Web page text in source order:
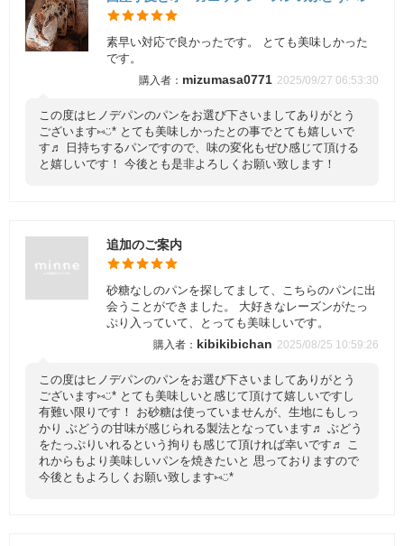
素早い対応で良かったです。 とても美味しかった
です。
mizumasa0771 2025/09/27 06:53:30
この度はヒノデパンのパンをお選び下さいましてありがとう
ございます⑅◡̈* とても美味しかったとの事でとても嬉しいで
す♬ 日持ちするパンですので、味の変化もぜひ感じて頂ける
と嬉しいです！ 今後とも是非よろしくお願い致します！
追加のご案内
砂糖なしのパンを探してまして、こちらのパンに出
会うことができました。 大好きなレーズンがたっ
ぷり入っていて、とっても美味しいです。
kibikibichan 2025/08/25 10:59:26
この度はヒノデパンのパンをお選び下さいましてありがとう
ございます⑅◡̈* とても美味しいと感じて頂けて嬉しいですし
有難い限りです！ お砂糖は使っていませんが、生地にもしっ
かり ぶどうの甘味が感じられる製法となっています♬ ぶどう
をたっぷりいれるという拘りも感じて頂ければ幸いです♬ こ
れからもより美味しいパンを焼きたいと 思っておりますので
今後ともよろしくお願い致します⑅◡̈*